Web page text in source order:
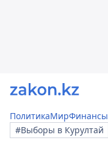
ПолитикаМирФинансы
#Выборы в Курултай